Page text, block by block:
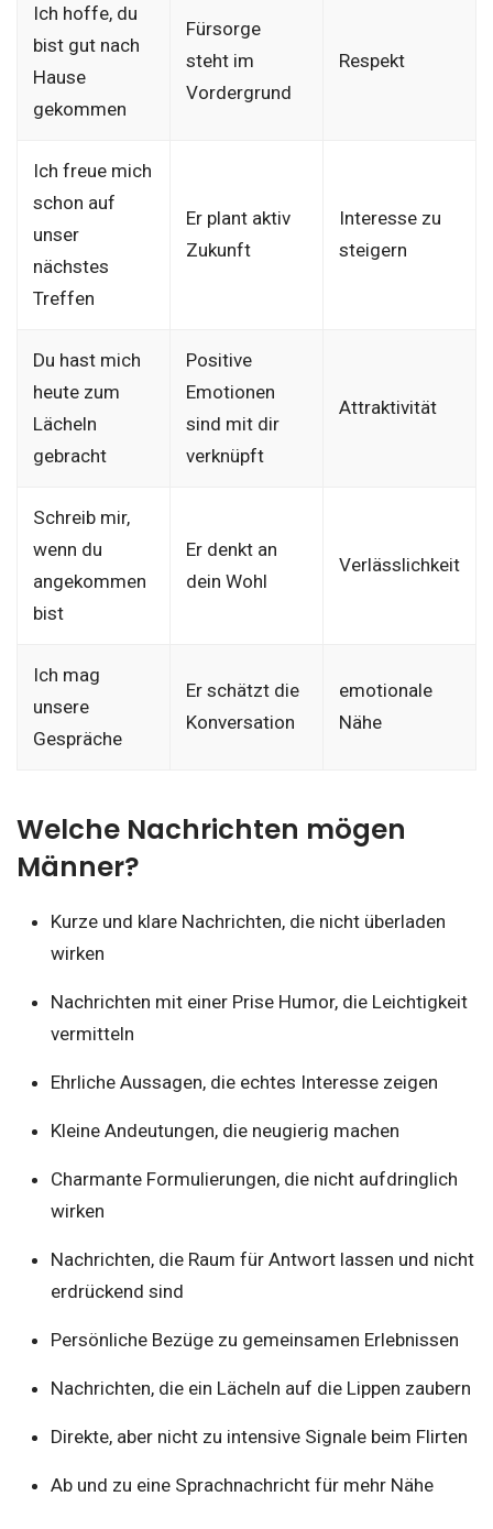
Ich hoffe, du
bist gut nach
Hause
gekommen
Fürsorge
steht im
Vordergrund
Respekt
Ich freue mich
schon auf
unser
nächstes
Treffen
Er plant aktiv
Zukunft
Interesse zu
steigern
Du hast mich
heute zum
Lächeln
gebracht
Positive
Emotionen
sind mit dir
verknüpft
Attraktivität
Schreib mir,
wenn du
angekommen
bist
Er denkt an
dein Wohl
Verlässlichkeit
Ich mag
unsere
Gespräche
Er schätzt die
Konversation
emotionale
Nähe
Welche Nachrichten mögen
Männer?
Kurze und klare Nachrichten, die nicht überladen
wirken
Nachrichten mit einer Prise Humor, die Leichtigkeit
vermitteln
Ehrliche Aussagen, die echtes Interesse zeigen
Kleine Andeutungen, die neugierig machen
Charmante Formulierungen, die nicht aufdringlich
wirken
Nachrichten, die Raum für Antwort lassen und nicht
erdrückend sind
Persönliche Bezüge zu gemeinsamen Erlebnissen
Nachrichten, die ein Lächeln auf die Lippen zaubern
Direkte, aber nicht zu intensive Signale beim Flirten
Ab und zu eine Sprachnachricht für mehr Nähe